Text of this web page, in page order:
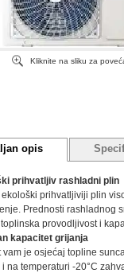
Kliknite na sliku za
opis
prihvatljiv rashladni plin
ekološki prihvatljiviji plin
Prednosti rashladnog
provodljivost i
kapacitet grijanja
vam je osjećaj topline
na temperaturi -20°C